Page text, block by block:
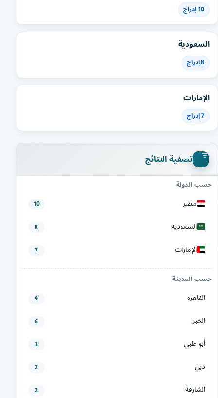
10 إدراج
السعودية
8 إدراج
الإمارات
7 إدراج
تصفية النتائج
حسب الدولة
مصر 10
السعودية 8
الإمارات 7
حسب المدينة
القاهرة 9
الخبر 6
أبو ظبي 3
دبي 2
الشارقة 2